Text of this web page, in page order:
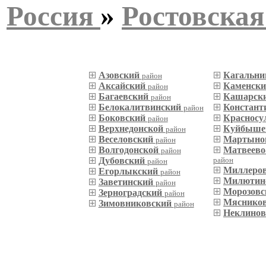
Россия »
Азовский район
Аксайский район
Багаевский район
Белокалитвинский район
Боковский район
Верхнедонской район
Веселовский район
Волгодонской район
Дубовский район
Егорлыкский район
Заветинский район
Зерноградский район
Зимовниковский район
район